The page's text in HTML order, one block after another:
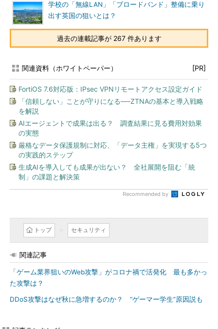
学校の「無線LAN」「ブロードバンド」整備に乗り
出す英国の狙いとは？
過去の連載記事が 267 件あります
関連資料（ホワイトペーパー） [PR]
FortiOS 7.6対応版：IPsec VPNリモートアクセス設定ガイド
「信頼しない」ことが守りになる──ZTNAの基本と導入戦略
を解説
AIエージェントで成果は出る？ 調査結果に見る費用対効果
の実態
厳格なデータ保護規制に対応、「データ主権」を実現する5つ
の実践的ステップ
生成AIを導入しても成果が出ない？ 全社展開を阻む「統
制」の課題と解決策
Recommended by
トップ セキュリティ
関連記事
「ゲーム業界狙いのWeb攻撃」がコロナ禍で活発化 最も多かっ
た攻撃は？
DDoS攻撃はなぜ秋に急増するのか？ “ゲーマー学生”原因説も